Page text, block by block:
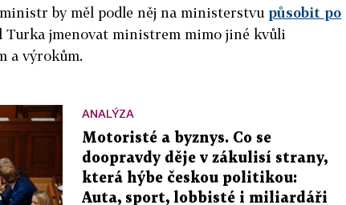
by měl podle něj na ministerstvu působit po
Turka jmenovat ministrem mimo jiné kvůli
a výrokům.
ANALÝZA
Motoristé a byznys. Co se
doopravdy děje v zákulisí strany,
která hýbe českou politikou:
Auta, sport, lobbisté i miliardáři